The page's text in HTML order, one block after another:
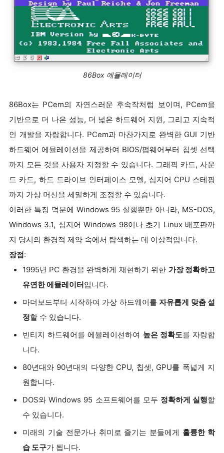
86Box 에뮬레이터
86Box는 PCem의 자연스러운 후속작처럼 보이며, PCem을
기반으로 더 나은 성능, 더 넓은 하드웨어 지원, 그리고 지속적
인 개발을 자랑합니다. PCem과 마찬가지로 완벽한 GUI 기반
하드웨어 에뮬레이션을 제공하여 BIOS/펌웨어부터 칩셋 선택
까지 모든 것을 사용자 지정할 수 있습니다. 그래픽 카드, 사운
드 카드, 하드 드라이브 인터페이스 모델, 심지어 CPU 스테핑
까지 가상 머신을 세밀하게 조정할 수 있습니다.
이러한 특징 덕분에 Windows 95 실행뿐만 아니라, MS-DOS,
Windows 3.1, 심지어 Windows 98이나 초기 Linux 배포판까
지 당시의 환경적 제약 속에서 탐색하는 데 이상적입니다.
장점:
1995년 PC 환경을 완벽하게 재현하기 위한 가장 정확하고
유연한 에뮬레이터입니다.
마더보드부터 시작하여 가상 하드웨어를 자유롭게 맞춤 설
정할 수 있습니다.
빈티지 하드웨어를 에뮬레이션하여 높은 정확도를 자랑합
니다.
80년대와 90년대의 다양한 CPU, 칩셋, GPU를 폭넓게 지
원합니다.
DOS와 Windows 95 소프트웨어를 모두 정확하게 실행할
수 있습니다.
미래의 기술 전문가나 취미로 즐기는 분들에게 훌륭한 학
습 도구가 됩니다.